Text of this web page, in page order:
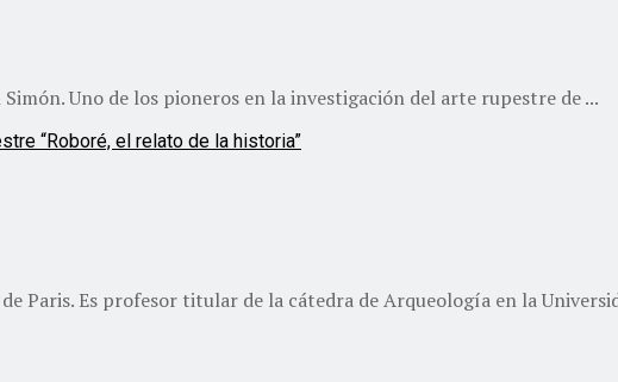
Uno de los pioneros en la investigación del arte rupestre de ...
Paris. Es profesor titular de la cátedra de Arqueología en la